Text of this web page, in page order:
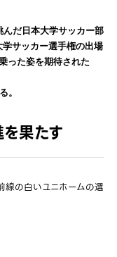
だ日本大学サッカー部
サッカー選手権の出場
った姿を期待された
。
果たす
線の白いユニホームの選